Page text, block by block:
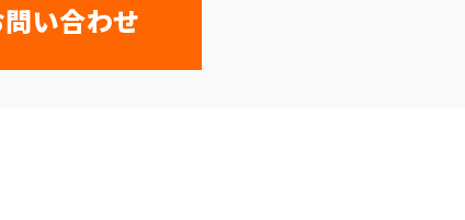
い合わせ